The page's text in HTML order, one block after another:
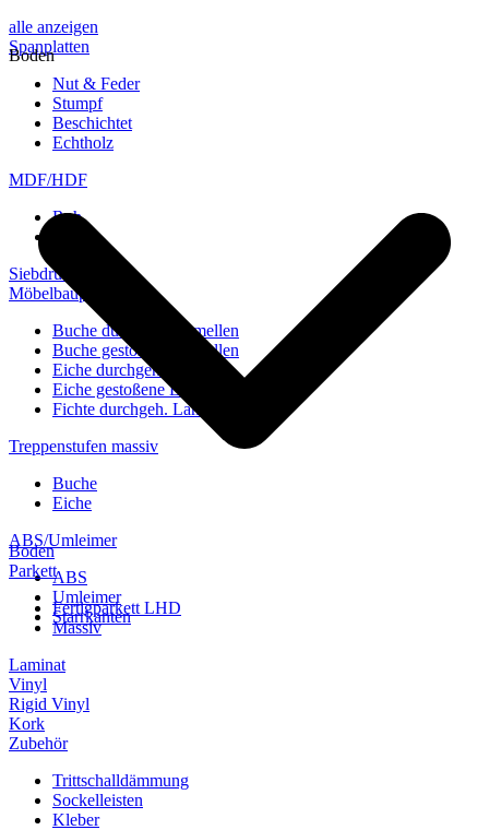
alle anzeigen
Spanplatten
Nut & Feder
Stumpf
Beschichtet
Echtholz
MDF/HDF
Roh
Siebdruckplatten
Möbelbauplatten
Buche durchgeh. Lamellen
Buche gestoßene Lamellen
Eiche durchgeh. Lamellen
Eiche gestoßene Lamellen
Fichte durchgeh. Lamellen
Treppenstufen massiv
Buche
Eiche
ABS/Umleimer
ABS
Umleimer
Starrkanten
Boden
Boden
Parkett
Fertigparkett LHD
Massiv
Laminat
Vinyl
Rigid Vinyl
Kork
Zubehör
Trittschalldämmung
Sockelleisten
Kleber